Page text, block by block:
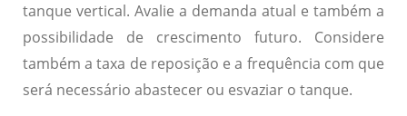
tanque vertical. Avalie a demanda atual e também a
possibilidade de crescimento futuro. Considere
também a taxa de reposição e a frequência com que
será necessário abastecer ou esvaziar o tanque.